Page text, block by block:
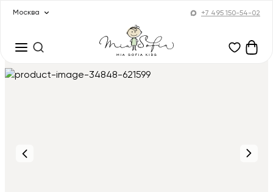
Москва +7 495 150-54-02